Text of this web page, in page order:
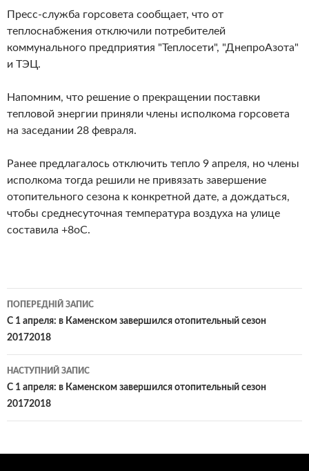
Пресс-служба горсовета сообщает, что от
теплоснабжения отключили потребителей
коммунального предприятия "Теплосети", "ДнепроАзота"
и ТЭЦ.
Напомним, что решение о прекращении поставки
тепловой энергии приняли члены исполкома горсовета
на заседании 28 февраля.
Ранее предлагалось отключить тепло 9 апреля, но члены
исполкома тогда решили не привязать завершение
отопительного сезона к конкретной дате, а дождаться,
чтобы среднесуточная температура воздуха на улице
составила +8оС.
Навігація
по
ПОПЕРЕДНІЙ ЗАПИС
С 1 апреля: в Каменском завершился отопительный сезон
20172018
НАСТУПНИЙ ЗАПИС
С 1 апреля: в Каменском завершился отопительный сезон
20172018